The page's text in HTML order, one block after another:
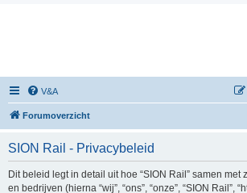
V&A
Forumoverzicht
SION Rail - Privacybeleid
Dit beleid legt in detail uit hoe “SION Rail” samen met
en bedrijven (hierna “wij”, “ons”, “onze”, “SION Rail”,